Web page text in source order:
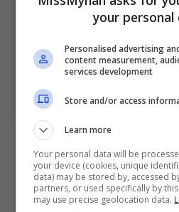
Dalam pada itu, Pengarah
Kyle Choi menyatakan Mira
sesuai untuk menggalas
duta jenama Coway
your
Personalised advertising
content measurement,
services development
Store and/or access
Learn more
Your personal data will be
your device (cookies, unique
data) may be stored by, accessed
partners, or used specifically by
may use precise geolocation data.